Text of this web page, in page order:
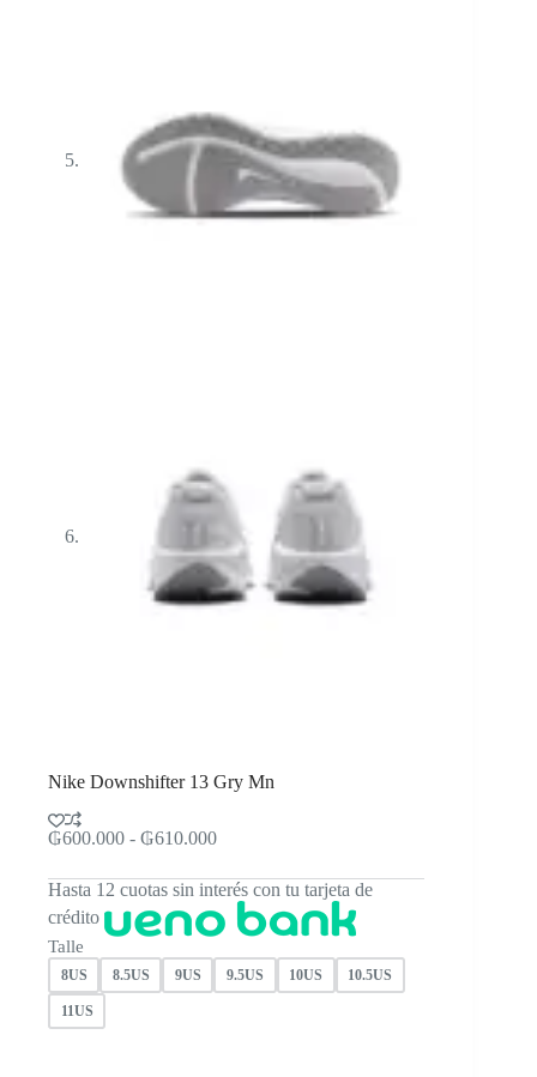
Nike Downshifter 13 Gry Mn
₲600.000 - ₲610.000Rango
precios:
desde
₲600.000
₲610.000
Hasta 12 cuotas sin interés con tu tarjeta de
crédito
Talle
8US 8.5US 9US 9.5US 10US 10.5US
11US